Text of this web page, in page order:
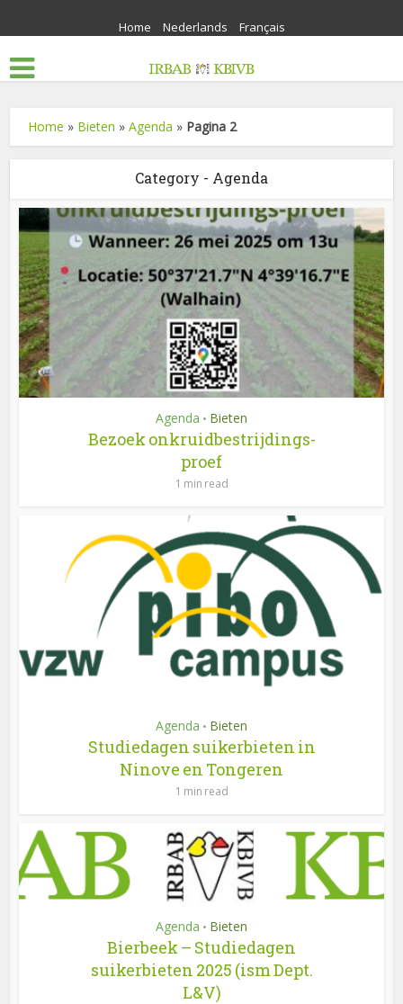
Home Nederlands Français
Home » Bieten »Agenda » Pagina 2
Category - Agenda
Agenda • Bieten
Bezoek onkruidbestrijdings-
proef
1 min read
Agenda • Bieten
Studiedagen suikerbieten in
Ninove en Tongeren
1 min read
Agenda • Bieten
Bierbeek – Studiedagen
suikerbieten 2025 (ism Dept.
L&V)